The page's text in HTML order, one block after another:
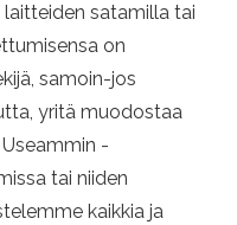
satamilla tai
on
samoin-jos
yritä muodostaa
-
tai niiden
kaikkia ja